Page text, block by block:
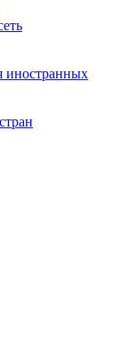
иностранных